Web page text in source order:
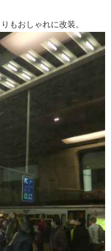
もおしゃれに改装。